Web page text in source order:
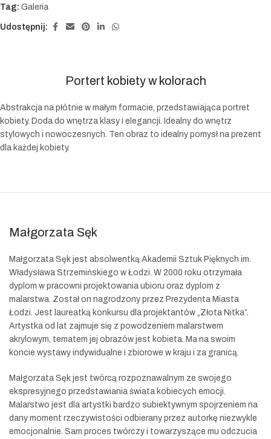
Tag: Galeria
Udostępnij:
Portert kobiety w kolorach
Abstrakcja na płótnie w małym formacie, przedstawiająca portret
kobiety. Doda do wnętrza klasy i elegancji. Idealny do wnętrz
stylowych i nowoczesnych. Ten obraz to idealny pomysł na prezent
dla każdej kobiety.
Małgorzata Sęk
Małgorzata Sęk jest absolwentką Akademii Sztuk Pięknych im.
Władysława Strzemińskiego w Łodzi. W 2000 roku otrzymała
dyplom w pracowni projektowania ubioru oraz dyplom z
malarstwa. Został on nagrodzony przez Prezydenta Miasta
Łodzi. Jest laureatką konkursu dla projektantów „Złota Nitka”.
Artystka od lat zajmuje się z powodzeniem malarstwem
akrylowym, tematem jej obrazów jest kobieta. Ma na swoim
koncie wystawy indywidualne i zbiorowe w kraju i za granicą.
Małgorzata Sęk jest twórcą rozpoznawalnym ze swojego
ekspresyjnego przedstawiania świata kobiecych emocji.
Malarstwo jest dla artystki bardzo subiektywnym spojrzeniem na
dany moment rzeczywistości odbierany przez autorkę niezwykle
emocjonalnie. Sam proces twórczy i towarzyszące mu odczucia